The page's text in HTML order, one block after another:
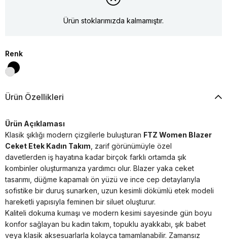
Ürün stoklarımızda kalmamıştır.
Renk
Ürün Özellikleri
Ürün Açıklaması
Klasik şıklığı modern çizgilerle buluşturan FTZ Women Blazer
Ceket Etek Kadın Takım , zarif görünümüyle özel
davetlerden iş hayatına kadar birçok farklı ortamda şık
kombinler oluşturmanıza yardımcı olur. Blazer yaka ceket
tasarımı, düğme kapamalı ön yüzü ve ince cep detaylarıyla
sofistike bir duruş sunarken, uzun kesimli dökümlü etek modeli
hareketli yapısıyla feminen bir siluet oluşturur.
Kaliteli dokuma kumaşı ve modern kesimi sayesinde gün boyu
konfor sağlayan bu kadın takım, topuklu ayakkabı, şık babet
veya klasik aksesuarlarla kolayca tamamlanabilir. Zamansız